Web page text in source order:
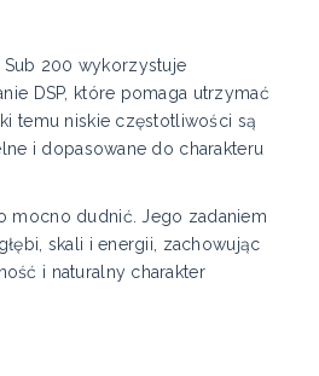
Sub 200 wykorzystuje
DSP, które pomaga utrzymać
temu niskie częstotliwości są
i dopasowane do charakteru
mocno dudnić. Jego zadaniem
skali i energii, zachowując
i naturalny charakter